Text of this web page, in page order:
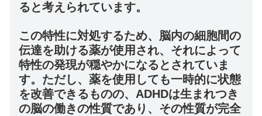
ると考えられています。
この特性に対処するため、脳内の細胞間の
伝達を助ける薬が使用され、それによって
特性の発現が穏やかになるとされていま
す。ただし、薬を使用しても一時的に状態
を改善できるものの、ADHDは生まれつき
の脳の働きの性質であり、その性質が完全